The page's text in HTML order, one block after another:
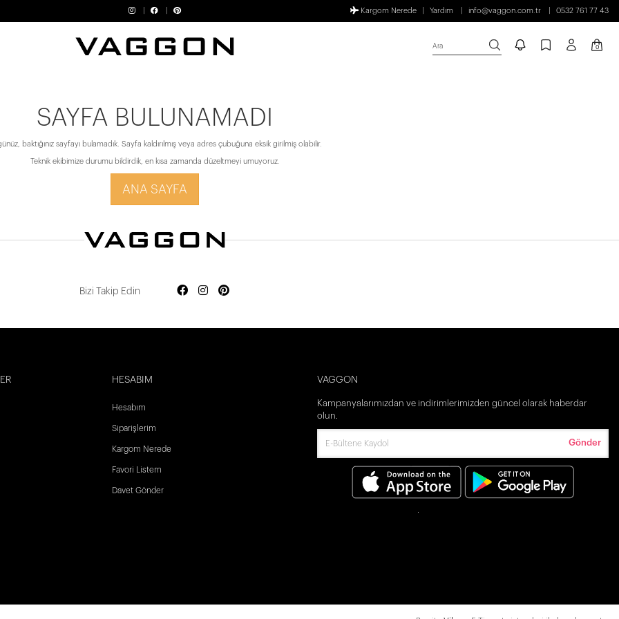
Kargom Nerede Yardım info@vaggon.com.tr 0532 761 77 43
Ara 0
SAYFA BULUNAMADI
baktığınız sayfayı bulamadık. Sayfa kaldırılmış veya adres çubuğuna eksik girilmiş olabilir.
Teknik ekibimize durumu bildirdik, en kısa zamanda düzeltmeyi umuyoruz.
ANA SAYFA
Bizi Takip Edin
HESABIM
Hesabım
Siparişlerim
Kargom Nerede
Favori Listem
Davet Gönder
VAGGON
Kampanyalarımızdan ve indirimlerimizden güncel olarak haberdar
olun.
Gönder